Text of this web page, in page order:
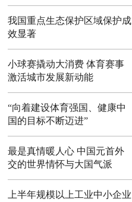
我国重点生态保护区域保护成
效显著
小球赛撬动大消费 体育赛事
激活城市发展新动能
“向着建设体育强国、健康中
国的目标不断迈进”
最是真情暖人心 中国元首外
交的世界情怀与大国气派
上半年规模以上工业中小企业